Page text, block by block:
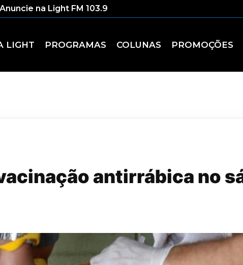
Anuncie na Light FM 103.9
LIGHT PROGRAMAS COLUNAS PROMOÇÕES
antirrábica no